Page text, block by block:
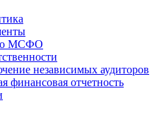
по МСФО
независимых аудиторов
финансовая отчетность